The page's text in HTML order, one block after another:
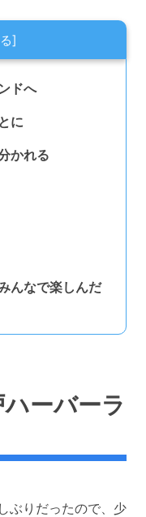
ドへ
に
かれる
んなで楽しんだ
ーバーラ
ぶりだったので、少